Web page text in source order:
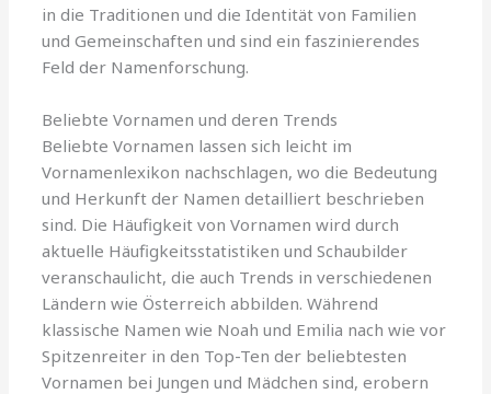
in die Traditionen und die Identität von Familien
und Gemeinschaften und sind ein faszinierendes
Feld der Namenforschung.
Beliebte Vornamen und deren Trends
Beliebte Vornamen lassen sich leicht im
Vornamenlexikon nachschlagen, wo die Bedeutung
und Herkunft der Namen detailliert beschrieben
sind. Die Häufigkeit von Vornamen wird durch
aktuelle Häufigkeitsstatistiken und Schaubilder
veranschaulicht, die auch Trends in verschiedenen
Ländern wie Österreich abbilden. Während
klassische Namen wie Noah und Emilia nach wie vor
Spitzenreiter in den Top-Ten der beliebtesten
Vornamen bei Jungen und Mädchen sind, erobern